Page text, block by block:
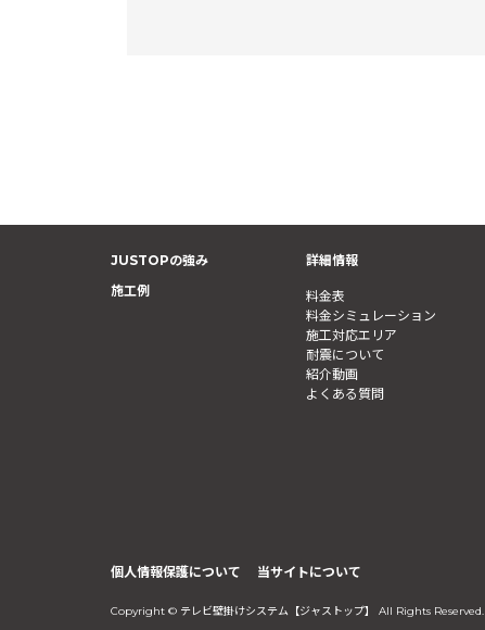
JUSTOPの強み
施工例
詳細情報
料金表
料金シミュレーション
施工対応エリア
耐震について
紹介動画
よくある質問
個人情報保護について 当サイトについて
Copyright © テレビ壁掛けシステム【ジャストップ】 All Rights Reserved.